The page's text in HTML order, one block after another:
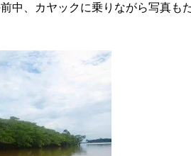
中、カヤックに乗りながら写真も